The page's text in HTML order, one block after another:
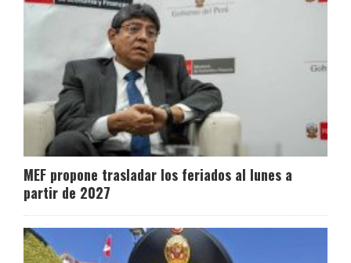
MEF propone trasladar los feriados al lunes a
partir de 2027